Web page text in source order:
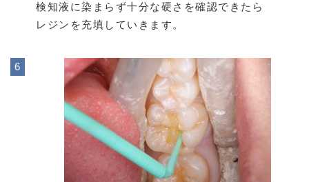
検知液に染まらず十分な硬さを確認できたら
レジンを充填していきます。